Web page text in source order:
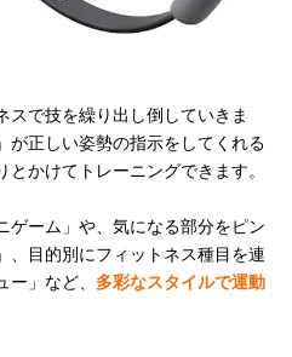
スで技を繰り出し倒していきま
が正しい姿勢の指示をしてくれる
かけてトレーニングできます。
ゲーム」や、気になる部分をピン
、目的別にフィットネス種目を連
」など、 多彩なスタイルで運動